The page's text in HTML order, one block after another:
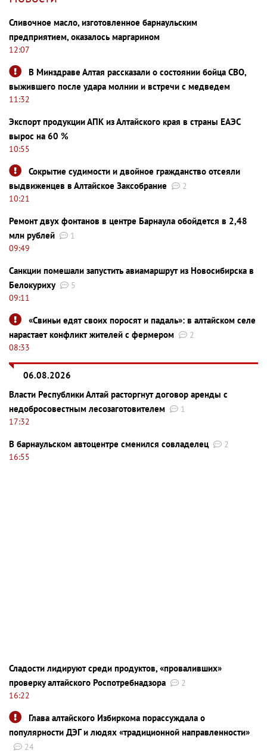
Сливочное масло, изготовленное барнаульским
предприятием, оказалось маргарином
12:07
В Минздраве Алтая рассказали о состоянии бойца СВО,
выжившего после удара молнии и встречи с медведем
11:32
Экспорт продукции АПК из Алтайского края в страны ЕАЭС
вырос на 60 %
10:55
Сокрытие судимости и двойное гражданство отсеяли
выдвиженцев в Алтайское Заксобрание
2
10:21
Ремонт двух фонтанов в центре Барнаула обойдется в 2,48
млн рублей
1
09:49
Санкции помешали запустить авиамаршрут из Новосибирска в
Белокуриху
5
09:11
«Свиньи едят своих поросят и падаль»: в алтайском селе
нарастает конфликт жителей с фермером
2
08:33
06.08.2026
Власти Республики Алтай расторгнут договор аренды с
недобросовестным лесозаготовителем
1
17:32
В барнаульском автоцентре сменился совладелец
2
16:55
Сладости лидируют среди продуктов, «проваливших»
проверку алтайского Роспотребнадзора
2
16:22
Глава алтайского Избиркома порассуждала о
популярности ДЭГ и людях «традиционной направленности»
24